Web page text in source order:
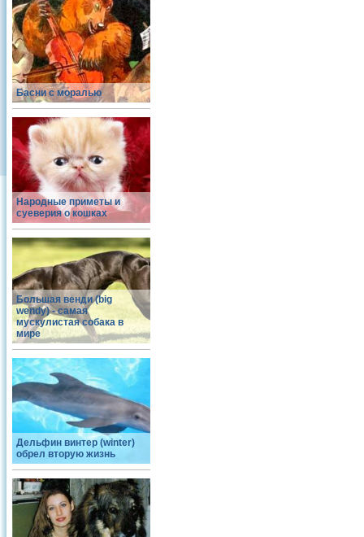
Басни с моралью
Народные приметы и
суеверия о кошках
Большая венди (big
wendy) - самая
мускулистая собака в
мире
Дельфин винтер (winter)
обрел вторую жизнь